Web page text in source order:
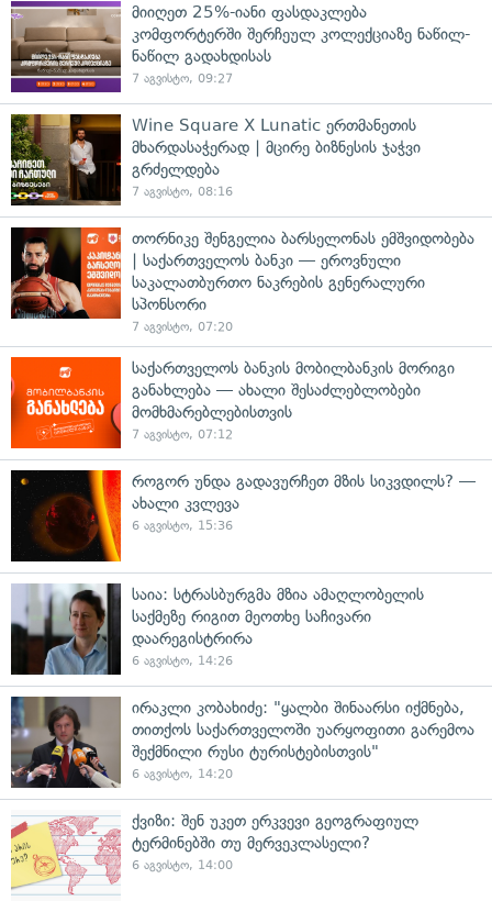
მიიღეთ 25%-იანი ფასდაკლება
კომფორტერში შერჩეულ კოლექციაზე ნაწილ-
ნაწილ გადახდისას
7 აგვისტო, 09:27
Wine Square X Lunatic ერთმანეთის
მხარდასაჭერად | მცირე ბიზნესის ჯაჭვი
გრძელდება
7 აგვისტო, 08:16
თორნიკე შენგელია ბარსელონას ემშვიდობება
| საქართველოს ბანკი — ეროვნული
საკალათბურთო ნაკრების გენერალური
სპონსორი
7 აგვისტო, 07:20
საქართველოს ბანკის მობილბანკის მორიგი
განახლება — ახალი შესაძლებლობები
მომხმარებლებისთვის
7 აგვისტო, 07:12
როგორ უნდა გადავურჩეთ მზის სიკვდილს? —
ახალი კვლევა
6 აგვისტო, 15:36
საია: სტრასბურგმა მზია ამაღლობელის
საქმეზე რიგით მეოთხე საჩივარი
დაარეგისტრირა
6 აგვისტო, 14:26
ირაკლი კობახიძე: "ყალბი შინაარსი იქმნება,
თითქოს საქართველოში უარყოფითი გარემოა
შექმნილი რუსი ტურისტებისთვის"
6 აგვისტო, 14:20
ქვიზი: შენ უკეთ ერკვევი გეოგრაფიულ
ტერმინებში თუ მერვეკლასელი?
6 აგვისტო, 14:00